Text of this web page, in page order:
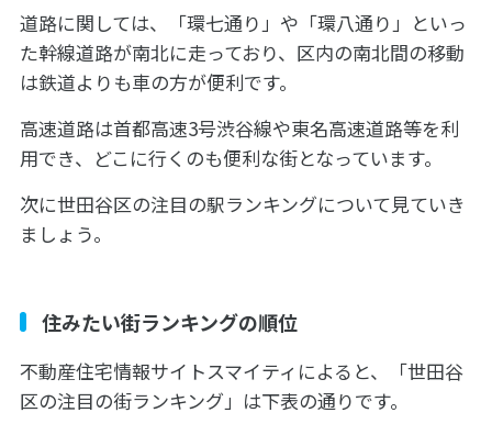
道路に関しては、「環七通り」や「環八通り」といっ
た幹線道路が南北に走っており、区内の南北間の移動
は鉄道よりも車の方が便利です。
高速道路は首都高速3号渋谷線や東名高速道路等を利
用でき、どこに行くのも便利な街となっています。
次に世田谷区の注目の駅ランキングについて見ていき
ましょう。
住みたい街ランキングの順位
不動産住宅情報サイトスマイティによると、「世田谷
区の注目の街ランキング」は下表の通りです。